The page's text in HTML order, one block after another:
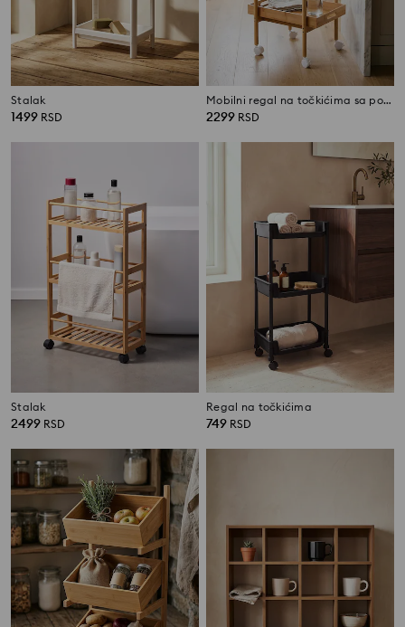
Stalak
1499 RSD
Mobilni regal na točkićima sa policama
2299 RSD
Stalak
2499 RSD
Regal na točkićima
749 RSD